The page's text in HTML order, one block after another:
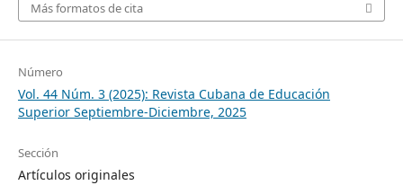
Más formatos de cita
Número
Vol. 44 Núm. 3 (2025): Revista Cubana de Educación
Superior Septiembre-Diciembre, 2025
Sección
Artículos originales